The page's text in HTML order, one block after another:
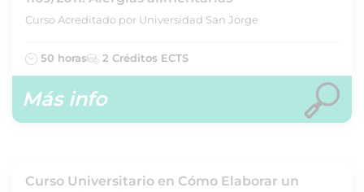
Curso Acreditado por Universidad San Jorge
50 horas 2 Créditos ECTS
Más info
Curso Universitario en Cómo Elaborar un